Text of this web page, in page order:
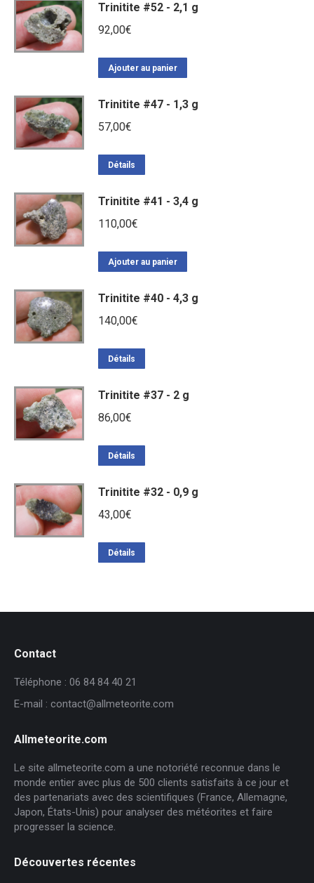
Trinitite #52 - 2,1 g
92,00€
Ajouter au panier
Trinitite #47 - 1,3 g
57,00€
Détails
Trinitite #41 - 3,4 g
110,00€
Ajouter au panier
Trinitite #40 - 4,3 g
140,00€
Détails
Trinitite #37 - 2 g
86,00€
Détails
Trinitite #32 - 0,9 g
43,00€
Détails
Contact
Téléphone : 06 84 84 40 21
E-mail : contact@allmeteorite.com
Allmeteorite.com
Le site allmeteorite.com a une notoriété reconnue dans le
monde entier avec plus de 500 clients satisfaits à ce jour et
des partenariats avec des scientifiques (France, Allemagne,
Japon, États-Unis) pour analyser des météorites et faire
progresser la science.
Découvertes récentes